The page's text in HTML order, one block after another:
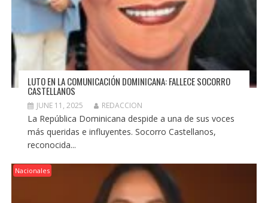
LUTO EN LA COMUNICACIÓN DOMINICANA: FALLECE SOCORRO
CASTELLANOS
JUNE 11, 2025 REDACCION
La República Dominicana despide a una de sus voces
más queridas e influyentes. Socorro Castellanos,
reconocida...
Nacionales